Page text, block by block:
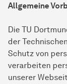
Allgemeine
Die TU
der
Schutz von
verarbeiten
unserer